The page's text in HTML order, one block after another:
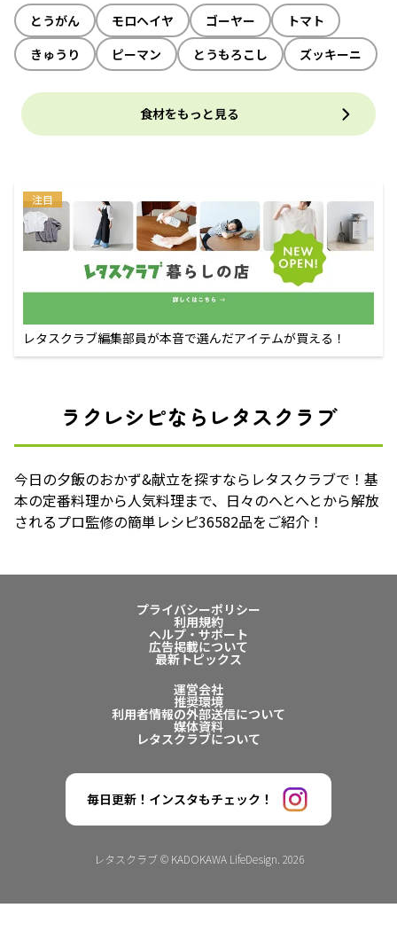
とうがん モロヘイヤ ゴーヤー
トマト
きゅうり
ピーマン とうもろこし ズッキーニ
食材をもっと見る
注目
レタスクラブ編集部員が本音で選んだアイテムが買える！
ラクレシピならレタスクラブ
今日の夕飯のおかず&献立を探すならレタスクラブで！基
本の定番料理から人気料理まで、日々のへとへとから解放
されるプロ監修の簡単レシピ36582品をご紹介！
プライバシーポリシー
利用規約
ヘルプ・サポート
広告掲載について
最新トピックス
運営会社
推奨環境
利用者情報の外部送信について
媒体資料
レタスクラブについて
毎日更新！インスタもチェック！
レタスクラブ © KADOKAWA LifeDesign. 2026